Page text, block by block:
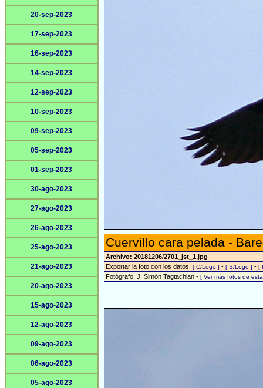
20-sep-2023
17-sep-2023
16-sep-2023
14-sep-2023
12-sep-2023
10-sep-2023
09-sep-2023
05-sep-2023
01-sep-2023
30-ago-2023
27-ago-2023
26-ago-2023
25-ago-2023
21-ago-2023
20-ago-2023
15-ago-2023
12-ago-2023
09-ago-2023
06-ago-2023
05-ago-2023
Cuervillo cara pelada -
Archivo: 20181206/2701_jst_1.jpg
Exportar la foto con los datos: [ C/Logo ] - [ S/Logo ] - [
Fotógrafo: J. Simón Tagtachian - [ Ver más fotos de